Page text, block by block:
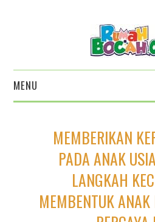
MENU
KATALOG BOARD GAME 5
KATALOG ALAT
MEMBERIKAN
PADA ANAK
LANGKAH
MEMBENTUK